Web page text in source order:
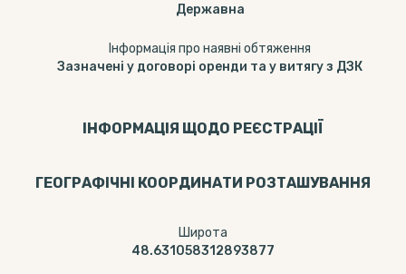
Державна
Інформація про наявні обтяження
Зазначені у договорі оренди та у витягу з ДЗК
ІНФОРМАЦІЯ ЩОДО РЕЄСТРАЦІЇ
ГЕОГРАФІЧНІ КООРДИНАТИ РОЗТАШУВАННЯ
Широта
48.631058312893877